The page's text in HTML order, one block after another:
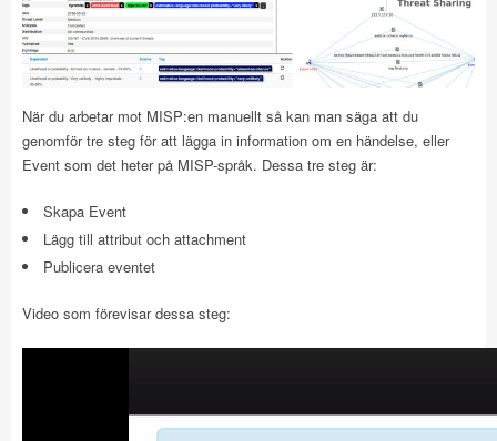
När du arbetar mot MISP:en manuellt så kan man säga att du
genomför tre steg för att lägga in information om en händelse, eller
Event som det heter på MISP-språk. Dessa tre steg är:
Skapa Event
Lägg till attribut och attachment
Publicera eventet
Video som förevisar dessa steg: